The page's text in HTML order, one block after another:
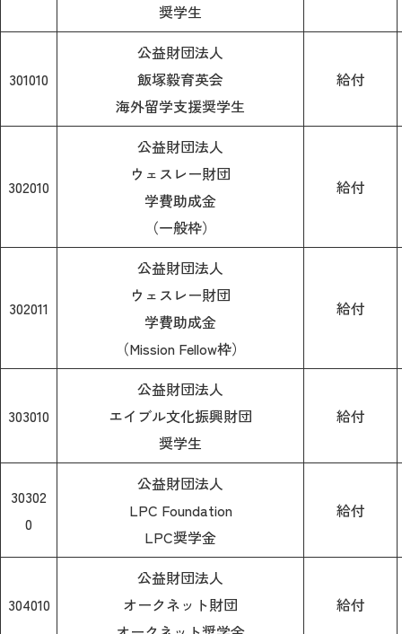
MGグッズ オンラインショップ
（外部サイト）
キャンパス
案内
取材・撮影
奨学生
301010
公益財団法人
飯塚毅育英会
海外留学支援奨学生
給付
302010
公益財団法人
ウェスレー財団
学費助成金
（一般枠）
給付
302011
公益財団法人
ウェスレー財団
学費助成金
（Mission Fellow枠）
給付
303010
公益財団法人
エイブル文化振興財団
奨学生
給付
30302
0
公益財団法人
LPC Foundation
LPC奨学金
給付
304010
公益財団法人
オークネット財団
給付